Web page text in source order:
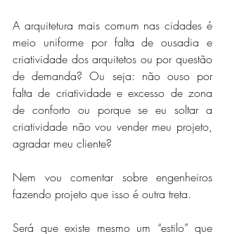
A arquitetura mais comum nas cidades é
meio uniforme por falta de ousadia e
criatividade dos arquitetos ou por questão
de demanda? Ou seja: não ouso por
falta de criatividade e excesso de zona
de conforto ou porque se eu soltar a
criatividade não vou vender meu projeto,
agradar meu cliente?
Nem vou comentar sobre engenheiros
fazendo projeto que isso é outra treta.
Será que existe mesmo um “estilo” que